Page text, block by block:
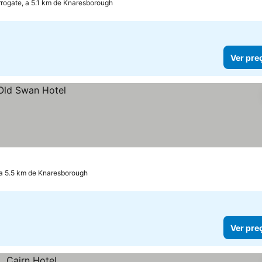
a 5.1 km de Knaresborough
Ver
5.5 km de Knaresborough
Ver